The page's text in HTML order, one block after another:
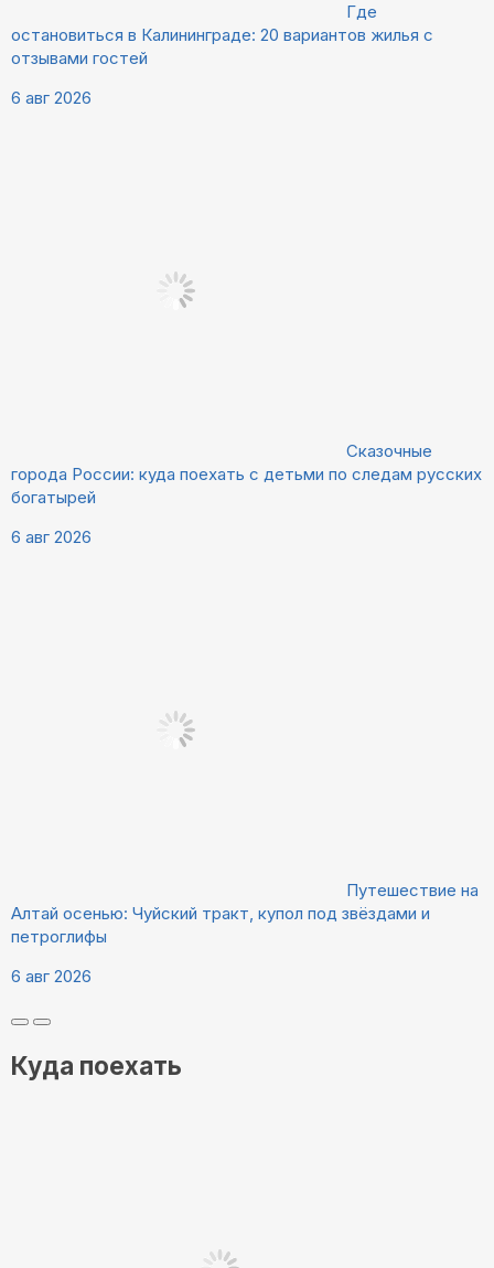
Где
остановиться в Калининграде: 20 вариантов жилья с
отзывами гостей
6 авг 2026
Сказочные
города России: куда поехать с детьми по следам русских
богатырей
6 авг 2026
Путешествие на
Алтай осенью: Чуйский тракт, купол под звёздами и
петроглифы
6 авг 2026
Куда поехать